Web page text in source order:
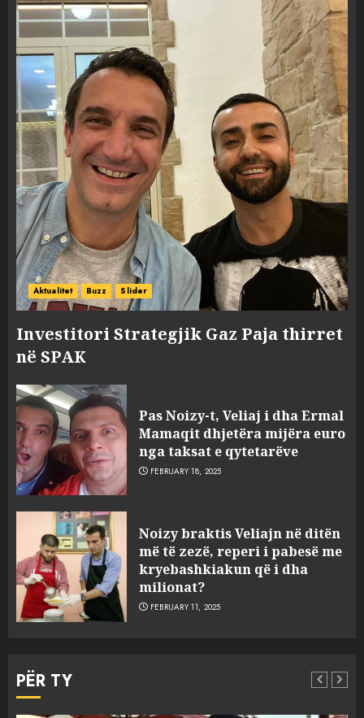
Aktualitet Buzz Slider
Investitori Strategjik Gaz Paja thirret
në SPAK
Pas Noizy-t, Veliaj i dha Ermal
Mamaqit dhjetëra mijëra euro
nga taksat e qytetarëve
FEBRUARY 18, 2025
Noizy braktis Veliajn në ditën
më të zezë, reperi i pabesë me
kryebashkiakun që i dha
milionat?
FEBRUARY 11, 2025
PËR TY
3
sulmuan “One Albania”,
ngjarja u fsheh. A u vodhën
serverat?
MARCH 25, 2025